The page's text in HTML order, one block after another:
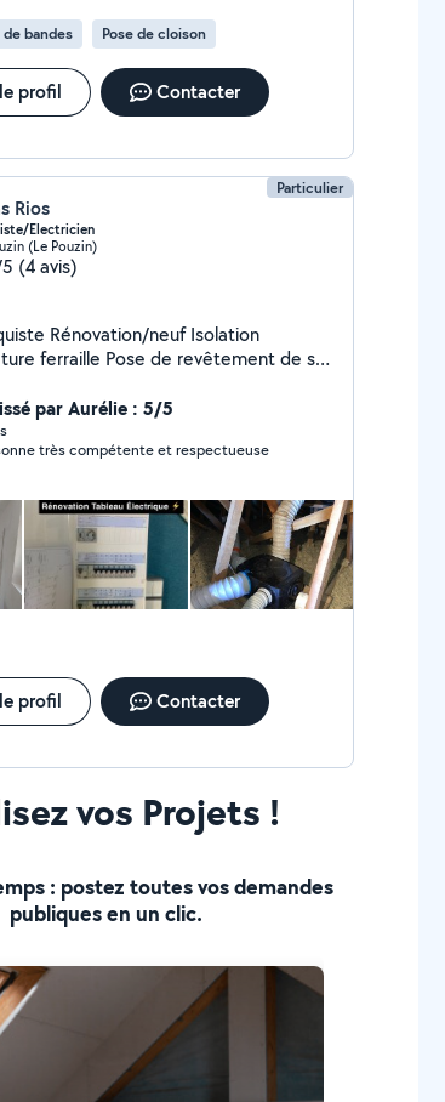
de bandes Pose de cloison
profil Contacter
Particulier
Rios
Electricien
(Le Pouzin)
(4 avis)
Isolation
de revêtement de sol
par Aurélie : 5/5
très compétente et respectueuse
profil Contacter
vos Projets !
: postez toutes vos demandes
publiques en un clic.